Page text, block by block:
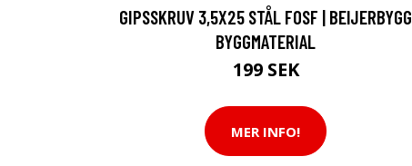
GIPSSKRUV 3,5X25 STÅL FOSF | BEIJERBYGG
BYGGMATERIAL
199 SEK
MER INFO!